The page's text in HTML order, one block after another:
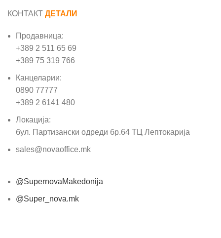
КОНТАКТ ДЕТАЛИ
Продавница:
+389 2 511 65 69
+389 75 319 766
Канцеларии:
0890 77777
+389 2 6141 480
Локација:
бул. Партизански одреди бр.64 ТЦ Лептокарија
sales@novaoffice.mk
@SupernovaMakedonija
@Super_nova.mk